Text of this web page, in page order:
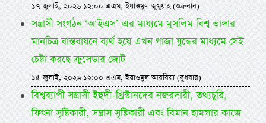
১৭ জুলাই, ২০২৬ ১২:০০ এএম, ইয়াওমুল জুমুয়াহ (শুক্রবার)
সন্ত্রাসী সংগঠন ‘আইএস’ এর মাধ্যমে মুসলিম বিশ্ব ভাঙ্গার
মানচিত্র বাস্তবায়নে ব্যর্থ হয়ে এখন গাজা যুদ্ধের মাধ্যমে সেই
চেষ্টা করছে ক্রুসেডার জোট
১৫ জুলাই, ২০২৬ ১২:০০ এএম, ইয়াওমুল আরবিয়া (বুধবার)
বিশ্বব্যাপী সন্ত্রাসী ইহুদী-খ্রিস্টানদের নজরদারী, তথ্যচুরি,
ফিৎনা সৃষ্টিকারী, সন্ত্রাস সৃষ্টিকারী এবং বিমান হামলার কাজে